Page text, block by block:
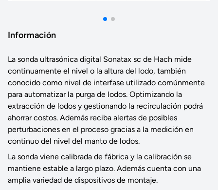
Información
La sonda ultrasónica digital Sonatax sc de Hach mide
continuamente el nivel o la altura del lodo, también
conocido como nivel de interfase utilizado comúnmente
para automatizar la purga de lodos. Optimizando la
extracción de lodos y gestionando la recirculación podrá
ahorrar costos. Además reciba alertas de posibles
perturbaciones en el proceso gracias a la medición en
continuo del nivel del manto de lodos.
La sonda viene calibrada de fábrica y la calibración se
mantiene estable a largo plazo. Además cuenta con una
amplia variedad de dispositivos de montaje.